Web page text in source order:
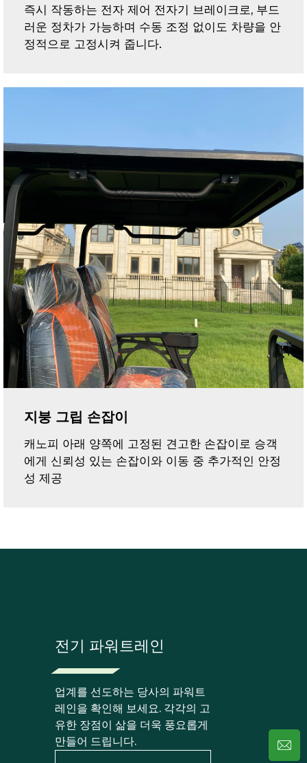
즉시 작동하는 전자 제어 전자기 브레이크로, 부드
러운 정차가 가능하며 수동 조정 없이도 차량을 안
정적으로 고정시켜 줍니다.
지붕 그립 손잡이
캐노피 아래 양쪽에 고정된 견고한 손잡이로 승객
에게 신뢰성 있는 손잡이와 이동 중 추가적인 안정
성 제공
전기 파워트레인
업계를 선도하는 당사의 파워트
레인을 확인해 보세요. 각각의 고
유한 장점이 삶을 더욱 풍요롭게
만들어 드립니다.